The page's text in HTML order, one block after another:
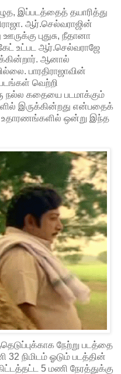
இப்படத்தைத் தயாரித்து
ஆர்.செல்வராஜின்
புதுசு, நீதானா
உட்பட ஆர்.செல்வராஜே
ஆனால்
பாரதிராஜாவின்
வெற்றி
நல்ல கதையை படமாக்கும்
இருக்கின்றது என்பதைக்
உதாரணங்களில் ஒன்று இந்த
நேற்று படத்தை
நிமிடம் ஓடும் படத்தின்
5 மணி நேரத்துக்கு